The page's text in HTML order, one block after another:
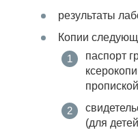
результаты
Копии
паспорт
(для